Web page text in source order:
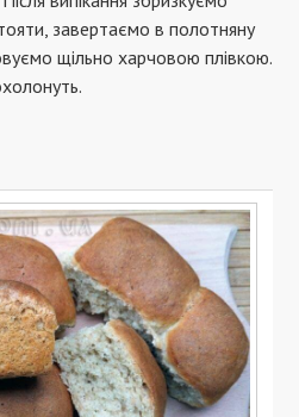
завертаємо в полотняну
щільно харчовою плівкою.